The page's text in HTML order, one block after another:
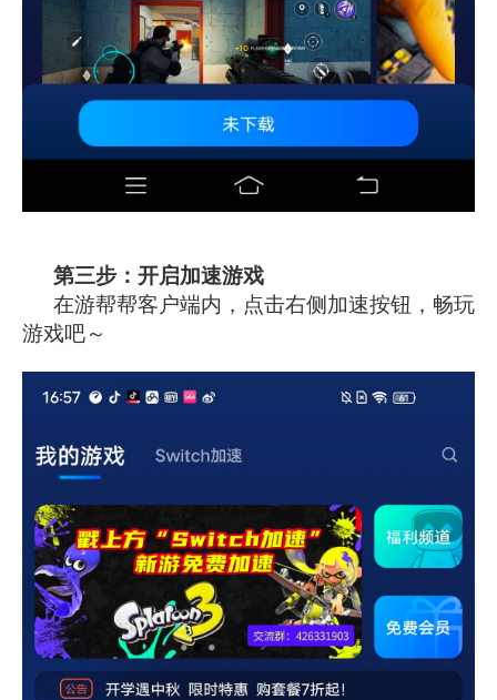
第三步：开启加速游戏
在游帮帮客户端内，点击右侧加速按钮，畅玩
游戏吧～